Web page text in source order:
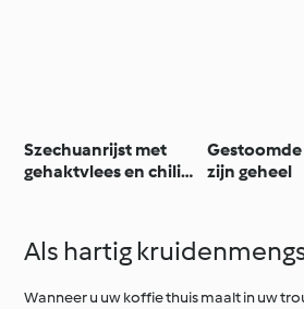
Szechuanrijst met
gehaktvlees en chili-
zijn geheel
Als hartig
Wanneer u uw koffie thuis maalt in uw